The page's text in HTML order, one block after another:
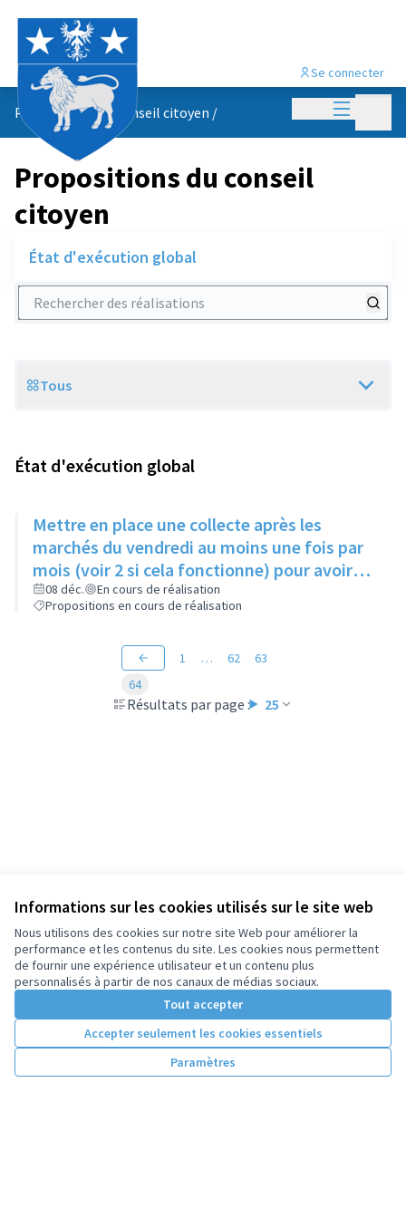
Informations sur les cookies utilisés sur le site web
Nous utilisons des cookies sur notre site Web pour améliorer la
performance et les contenus du site. Les cookies nous permettent
de fournir une expérience utilisateur et un contenu plus
personnalisés à partir de nos canaux de médias sociaux.
Tout accepter
Accepter seulement les cookies essentiels
Paramètres
Menu
Se connecter
Propositions du conseil citoyen /
Propositions du conseil
citoyen
État d'exécution global
Rechercher des réalisations
Scope
Tous
État d'exécution global
Mettre en place une collecte après les
marchés du vendredi au moins une fois par
mois (voir 2 si cela fonctionne) pour avoir
des produits frais pour l'Epice'Rill
08 déc.
En cours de réalisation
Propositions en cours de réalisation
Résultats par page : 25
1 … 62
63
64